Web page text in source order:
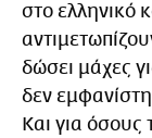
στο ελληνικό
δώσει μάχες
δεν
Και για όσους